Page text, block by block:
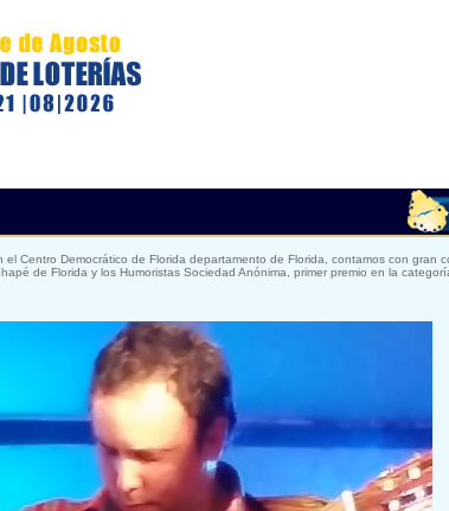
Centro Democrático de Florida departamento de Florida, contamos con gran
de Florida y los Humoristas Sociedad Anónima, primer premio en la